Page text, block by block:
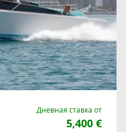
Дневная ставка от
5,400 €